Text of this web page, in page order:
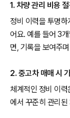
1. 차량 관리 비용
정비 이력을 투명
어요. 예를 들어 3
면, 기록을 보여주
2. 중고차 매매 시
체계적인 정비 이
에서 꾸준히 관리